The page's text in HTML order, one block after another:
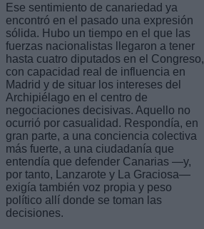
Ese sentimiento de canariedad ya
encontró en el pasado una expresión
sólida. Hubo un tiempo en el que las
fuerzas nacionalistas llegaron a tener
hasta cuatro diputados en el Congreso,
con capacidad real de influencia en
Madrid y de situar los intereses del
Archipiélago en el centro de
negociaciones decisivas. Aquello no
ocurrió por casualidad. Respondía, en
gran parte, a una conciencia colectiva
más fuerte, a una ciudadanía que
entendía que defender Canarias —y,
por tanto, Lanzarote y La Graciosa—
exigía también voz propia y peso
político allí donde se toman las
decisiones.